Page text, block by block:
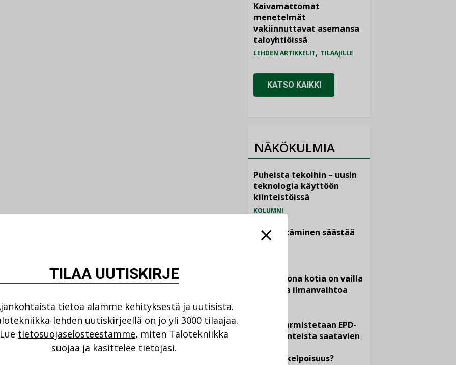
Kaivamattomat
menetelmät
vakiinnuttavat asemansa
taloyhtiöissä
LEHDEN ARTIKKELIT, TILAAJILLE
KATSO KAIKKI
NÄKÖKULMIA
Puheista tekoihin – uusin
teknologia käyttöön
kiinteistöissä
KOLUMNI
Sähköistäminen säästää
euroja
Yli miljoona kotia on vailla
toimivaa ilmanvaihtoa
Miten varmistetaan EPD-
dokumenteista saatavien
vertailukelpoisuus?
TILAA UUTISKIRJE
tietoa alamme kehityksestä ja uutisista.
lehden uutiskirjeellä on jo yli 3000 tilaajaa.
Lue tietosuojaselosteestamme, miten Talotekniikka
suojaa ja käsittelee tietojasi.